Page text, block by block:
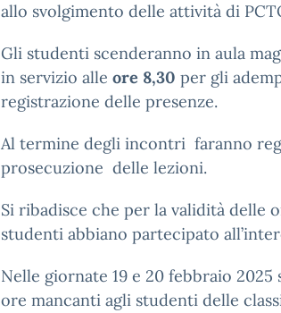
allo svolgimento delle attività di
Gli studenti scenderanno in aula
in servizio alle ore 8,30 per gli
registrazione delle presenze.
Al termine degli incontri faranno
prosecuzione delle lezioni.
Si ribadisce che per la validità delle
studenti abbiano partecipato
Nelle giornate 19 e 20 febbraio
ore mancanti agli studenti delle